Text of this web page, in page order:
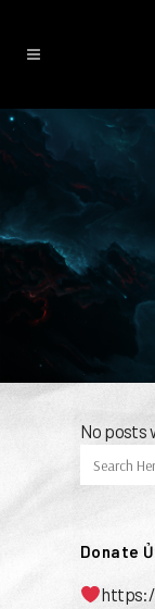
No posts
Donate